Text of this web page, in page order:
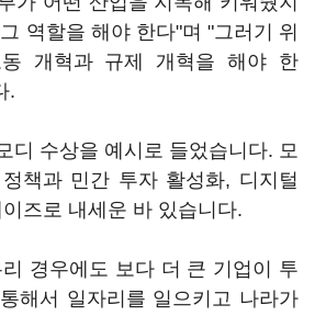
역할을 해야 한다"며 "그러기 위
개혁과 규제 개혁을 해야 한
.
디 수상을 예시로 들었습니다. 모
책과 민간 투자 활성화, 디지털
즈로 내세운 바 있습니다.
경우에도 보다 더 큰 기업이 투
해서 일자리를 일으키고 나라가